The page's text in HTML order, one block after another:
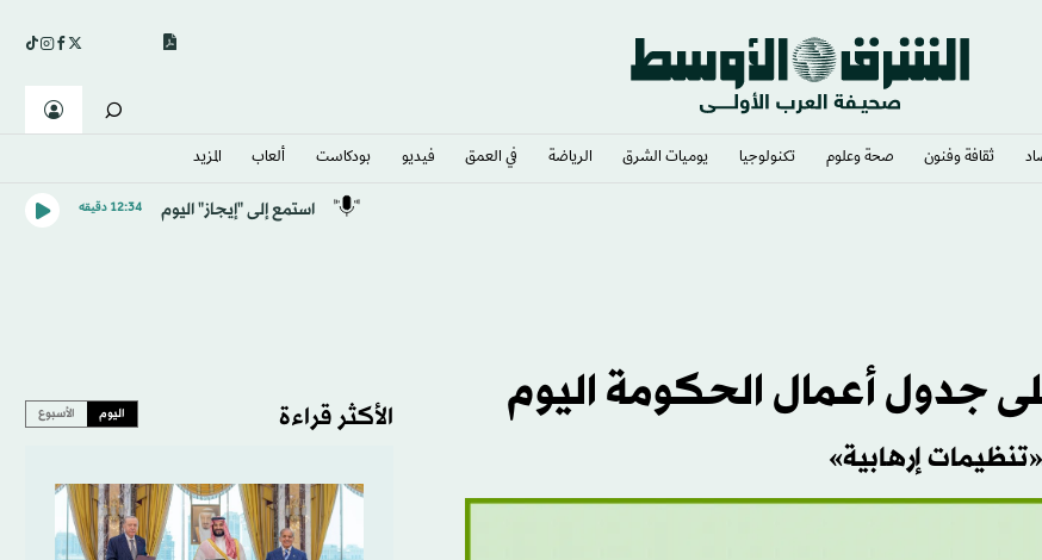
ثقافة وفنون صحة وعلوم تكنولوجيا يوميات الشرق​ الرياضة في العمق فيديو بودكاست ألعاب المزيد
استمع إلى "إيجاز" اليوم 12:34 دقيقه
جدول أعمال الحكومة اليوم
إرهابية»
الأكثر قراءة اليوم الأسبوع